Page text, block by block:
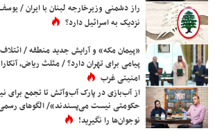
راز دشمنی وزیرخارجه لبنان با ایران /
نزدیک به اسرائیل دارد؟
«پیمان مکه» و آرایش جدید منطقه /
پیامی برای تهران دارد؟ / مثلث ریاض،
امنیتی غرب
از آب‌بازی در پارک آب‌وآتش تا تجمع برای
حکومتی نیست می‌پسندند»/ الگوهای
نوجوان‌ها را نگیرید!